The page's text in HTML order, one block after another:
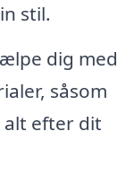
stil.
dig med
såsom
alt efter dit